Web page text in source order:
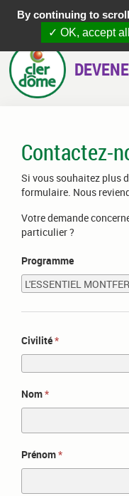
Contactez-
Si vous souhaitez plus
formulaire. Nous
Votre demande
particulier ?
Programme
Civilité
Nom
Prénom
By continuing to
✓ OK, accept all